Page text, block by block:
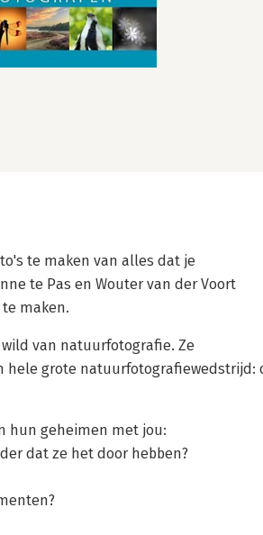
te maken van alles dat je
te Pas en Wouter van der Voort
maken.
van natuurfotografie. Ze
hele grote natuurfotografiewedstrijd:
hun geheimen met jou:
dat ze het door hebben?